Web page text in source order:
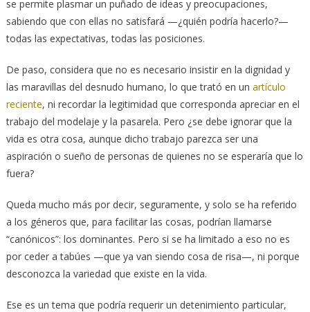
se permite plasmar un puñado de ideas y preocupaciones,
sabiendo que con ellas no satisfará —¿quién podría hacerlo?—
todas las expectativas, todas las posiciones.
De paso, considera que no es necesario insistir en la dignidad y
las maravillas del desnudo humano, lo que trató en un artículo
reciente, ni recordar la legitimidad que corresponda apreciar en el
trabajo del modelaje y la pasarela. Pero ¿se debe ignorar que la
vida es otra cosa, aunque dicho trabajo parezca ser una
aspiración o sueño de personas de quienes no se esperaría que lo
fuera?
Queda mucho más por decir, seguramente, y solo se ha referido
a los géneros que, para facilitar las cosas, podrían llamarse
“canónicos”: los dominantes. Pero si se ha limitado a eso no es
por ceder a tabúes —que ya van siendo cosa de risa—, ni porque
desconozca la variedad que existe en la vida.
Ese es un tema que podría requerir un detenimiento particular,